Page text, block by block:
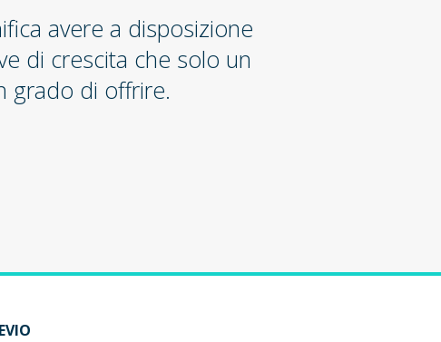
avere a disposizione
di crescita che solo un
grado di offrire.